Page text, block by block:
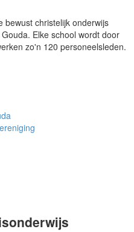
bewust christelijk onderwijs
Elke school wordt door
zo'n 120 personeelsleden.